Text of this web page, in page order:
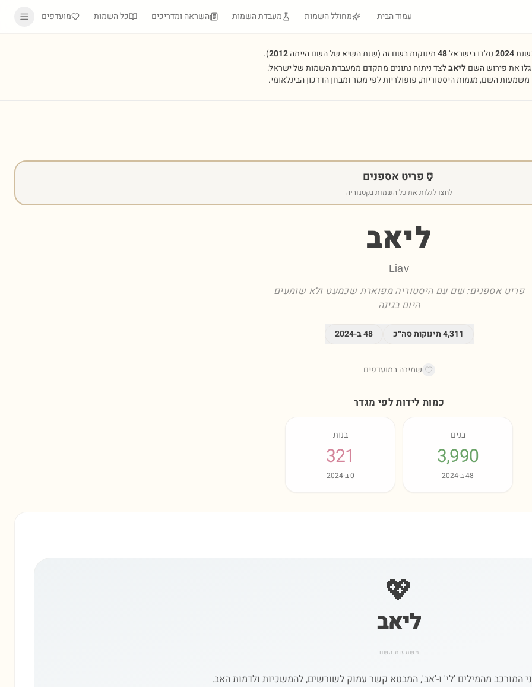
עמוד הבית מחולל השמות מעבדת השמות השראה ומדריכים כל השמות מועדפים
2024נולדו בישראל48תינוקות בשם זה (שנת השיא של השם הייתה2012
).
גלו את פירוש השם ליאבלצד ניתוח נתונים מתקדם ממעבדת השמות של ישראל:
משמעות השם, מגמות היסטוריות, פופולריות לפי מגזר ומבחן הדרכון הבינלאומי.
🏺 פריט אספנים
לחצו לגלות את כל השמות בקטגוריה
ליאב
Liav
פריט אספנים: שם עם היסטוריה מפוארת שכמעט ולא שומעים
היום בגינה
4,311תינוקות סה״כ 48ב-2024
שמירה במועדפים
כמות לידות לפי מגדר
בנים
3,990
48ב-2024
בנות
321
0ב-2024
💖
ליאב
משמעות השם
המורכב מהמילים 'לי' ו-'אב', המבטא קשר עמוק לשורשים, להמשכיות ולדמות האב.